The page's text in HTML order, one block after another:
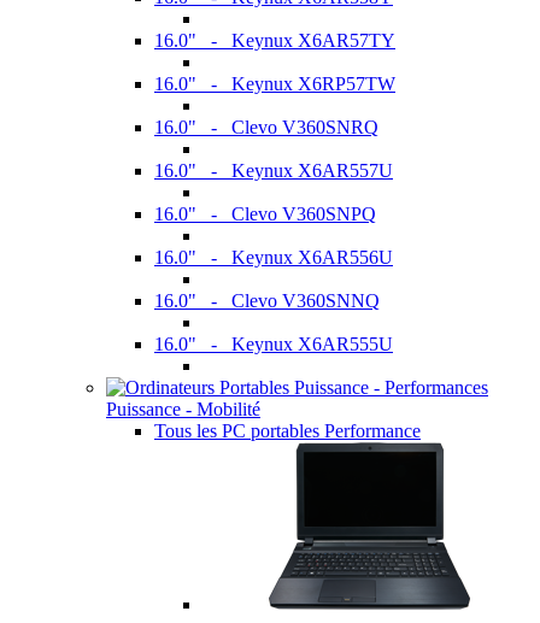
16.0" - Keynux X6AR57TY
16.0" - Keynux X6RP57TW
16.0" - Clevo V360SNRQ
16.0" - Keynux X6AR557U
16.0" - Clevo V360SNPQ
16.0" - Keynux X6AR556U
16.0" - Clevo V360SNNQ
16.0" - Keynux X6AR555U
Puissance - Mobilité
Tous les PC portables Performance